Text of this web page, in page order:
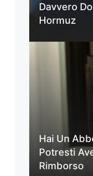
Davvero
Hormuz
Hai Un
Potresti
Rimborso